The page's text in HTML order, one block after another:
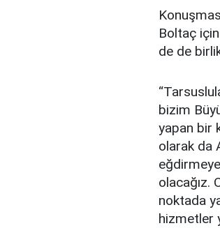
Boltaç
de de
bizim
yapan bir
olarak da
olacağız.
noktada
hizmetler